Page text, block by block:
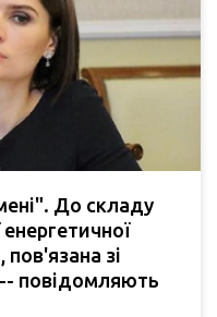
До складу
пов'язана зі
повідомляють